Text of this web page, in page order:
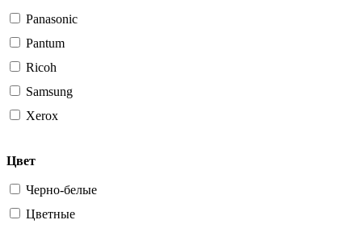
Panasonic
Pantum
Ricoh
Samsung
Xerox
Цвет
Черно-белые
Цветные